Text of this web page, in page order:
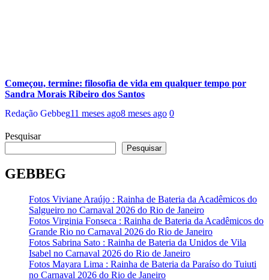
Começou, termine: filosofia de vida em qualquer tempo por
Sandra Morais Ribeiro dos Santos
Redação Gebbeg11 meses ago8 meses ago 0
Pesquisar
Pesquisar
GEBBEG
Fotos Viviane Araújo : Rainha de Bateria da Acadêmicos do
Salgueiro no Carnaval 2026 do Rio de Janeiro
Fotos Virginia Fonseca : Rainha de Bateria da Acadêmicos do
Grande Rio no Carnaval 2026 do Rio de Janeiro
Fotos Sabrina Sato : Rainha de Bateria da Unidos de Vila
Isabel no Carnaval 2026 do Rio de Janeiro
Fotos Mayara Lima : Rainha de Bateria da Paraíso do Tuiuti
no Carnaval 2026 do Rio de Janeiro